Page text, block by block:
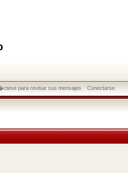
para revisar sus mensajes Conectarse